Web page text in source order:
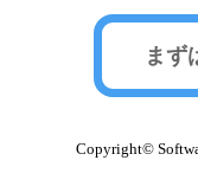
まず
Copyright©